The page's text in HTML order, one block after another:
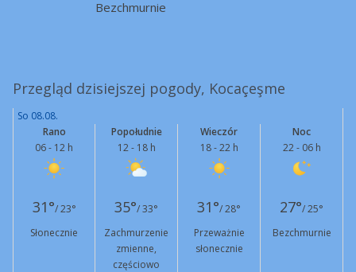
Bezchmurnie
Przegląd dzisiejszej pogody, Kocaçeşme
So 08.08.
Rano
06 - 12 h
Popołudnie
12 - 18 h
Wieczór
18 - 22 h
Noc
22 - 06 h
31°/ 23° 35°/ 33° 31°/ 28° 27°/ 25°
Słonecznie
Zachmurzenie
zmienne,
częściowo
Przeważnie
słonecznie
Bezchmurnie